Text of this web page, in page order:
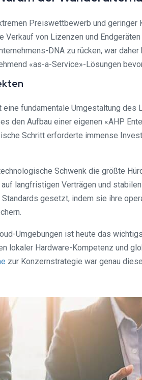
Preiswettbewerb und
von Lizenzen und
DNA zu rücken, war
«as-a-Service»-Lösungen
fundamentale Umgestaltung
den Aufbau einer eigenen «AHP
Schritt erforderte immense
Schwenk die größte
langfristigen Verträgen und
gesetzt, indem sie ihre
Umgebungen ist heute das
lokaler Hardware-Kompetenz und
zur Konzernstrategie war genau